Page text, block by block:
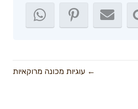
← עוגיות מכונה מרוקאיות